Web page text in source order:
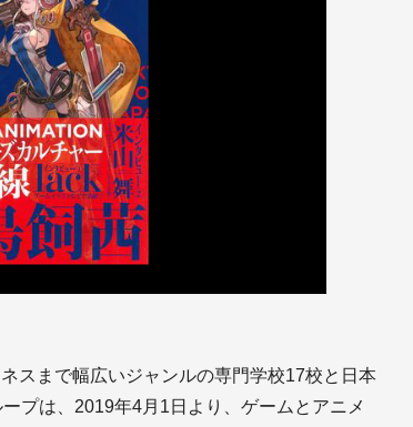
スまで幅広いジャンルの専門学校17校と日本
プは、2019年4月1日より、ゲームとアニメ